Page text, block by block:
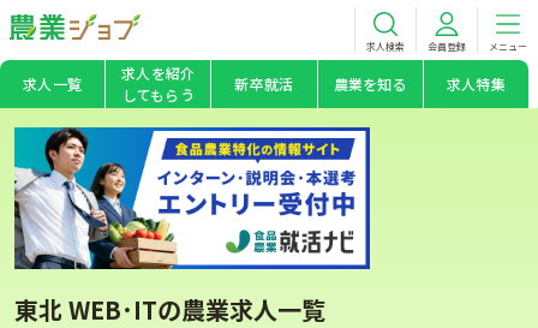
求人検索 会員登録 メニュー
求人一覧
求人を紹介
してもらう
新卒就活 農業を知る 求人特集
東北 WEB･ITの農業求人一覧